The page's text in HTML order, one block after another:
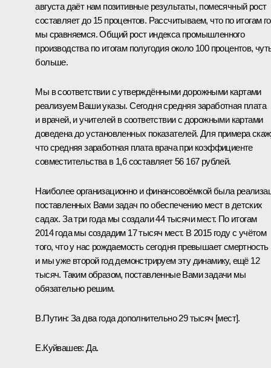
августа даёт нам позитивные результаты, помесячный рост
составляет до 15 процентов. Рассчитываем, что по итогам
мы сравняемся. Общий рост индекса промышленного
производства по итогам полугодия около 100 процентов,
больше.
Мы в соответствии с утверждёнными дорожными картами
реализуем Ваши указы. Сегодня средняя заработная плата
и врачей, и учителей в соответствии с дорожными картами
доведена до установленных показателей. Для примера
что средняя заработная плата врача при коэффициенте
совместительства в 1,6 составляет 56 167 рублей.
Наиболее организационно и финансовоёмкой была
поставленных Вами задач по обеспечению мест в детских
садах. За три года мы создали 44 тысячи мест. По итогам
2014 года мы создадим 17 тысяч мест. В 2015 году с учётом
того, что у нас рождаемость сегодня превышает смертность
и мы уже второй год демонстрируем эту динамику, ещё 12
тысяч. Таким образом, поставленные Вами задачи мы
обязательно решим.
В.Путин: За два года дополнительно 29 тысяч [мест].
Е.Куйвашев:Да.